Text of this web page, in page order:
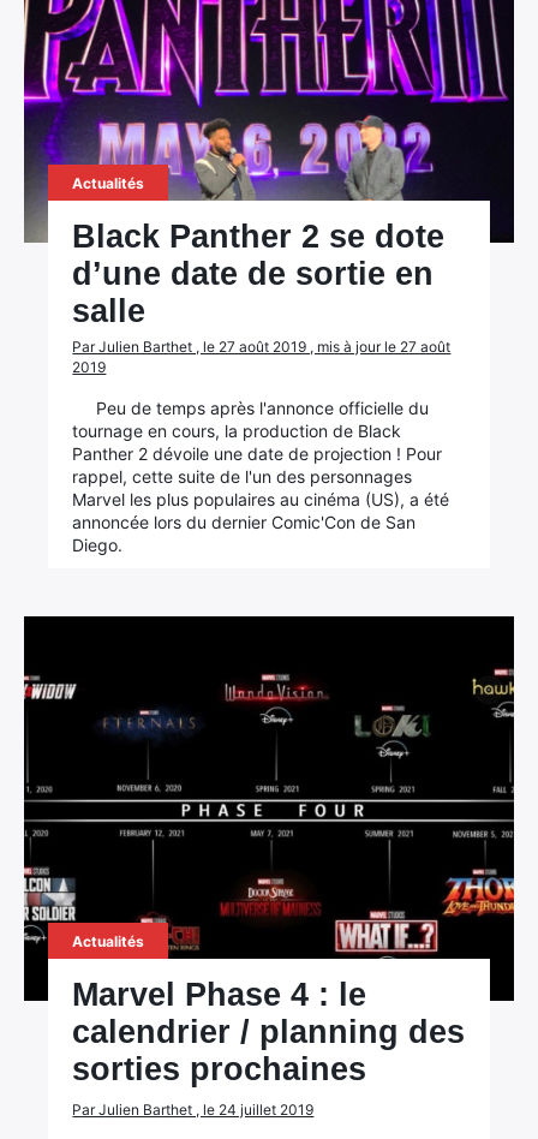
Actualités
Black Panther 2 se dote
d’une date de sortie en
salle
Par Julien Barthet , le 27 août 2019 , mis à jour le 27 août
2019
Peu de temps après l'annonce officielle du
tournage en cours, la production de Black
Panther 2 dévoile une date de projection ! Pour
rappel, cette suite de l'un des personnages
Marvel les plus populaires au cinéma (US), a été
annoncée lors du dernier Comic'Con de San
Diego.
Actualités
Marvel Phase 4 : le
calendrier / planning des
sorties prochaines
Par Julien Barthet , le 24 juillet 2019